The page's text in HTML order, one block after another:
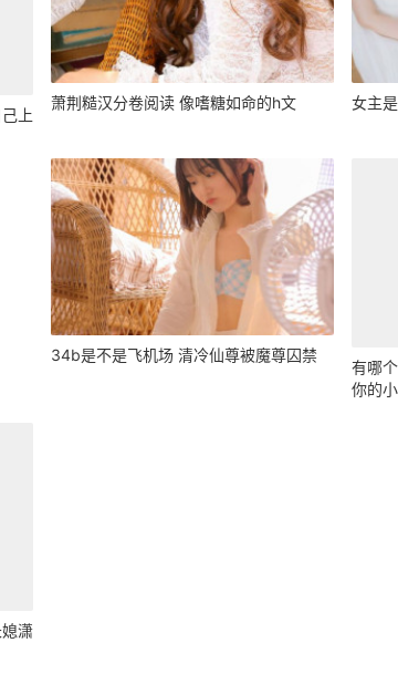
上
萧荆糙汉分卷阅读 像嗜糖如命的h文 女主
34b是不是飞机场 清冷仙尊被魔尊囚禁
有哪
你的
潇